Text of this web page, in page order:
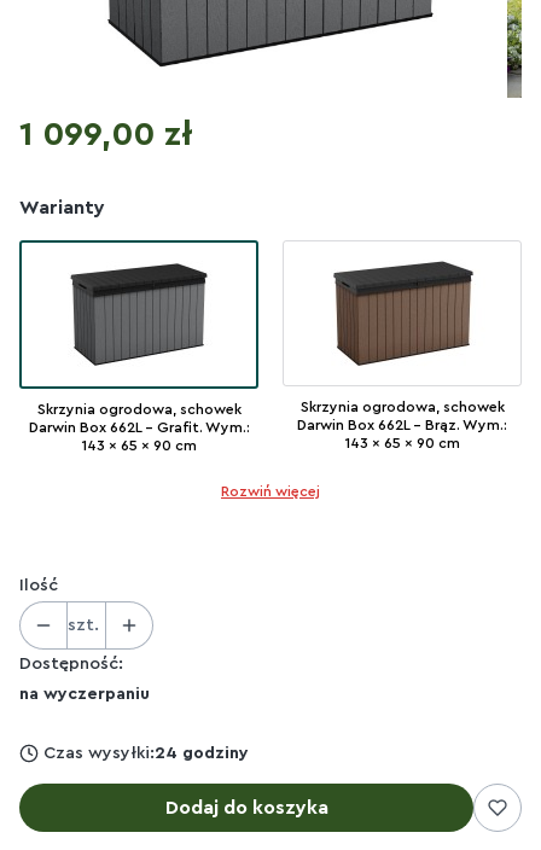
Cena
1 099,00 zł
Warianty
Skrzynia ogrodowa, schowek
Darwin Box 662L - Grafit. Wym.:
143 x 65 x 90 cm
Skrzynia ogrodowa, schowek
Darwin Box 662L - Brąz. Wym.:
143 x 65 x 90 cm
Rozwiń więcej
Ilość
szt.
Dostępność:
na wyczerpaniu
Czas wysyłki:24 godziny
Dodaj do koszyka